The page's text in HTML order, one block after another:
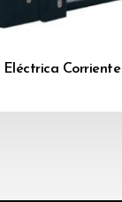
Corriente